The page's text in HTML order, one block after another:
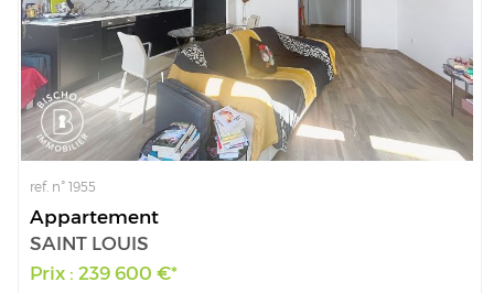
ref. n° 1955
Appartement
SAINT LOUIS
Prix : 239 600 €*